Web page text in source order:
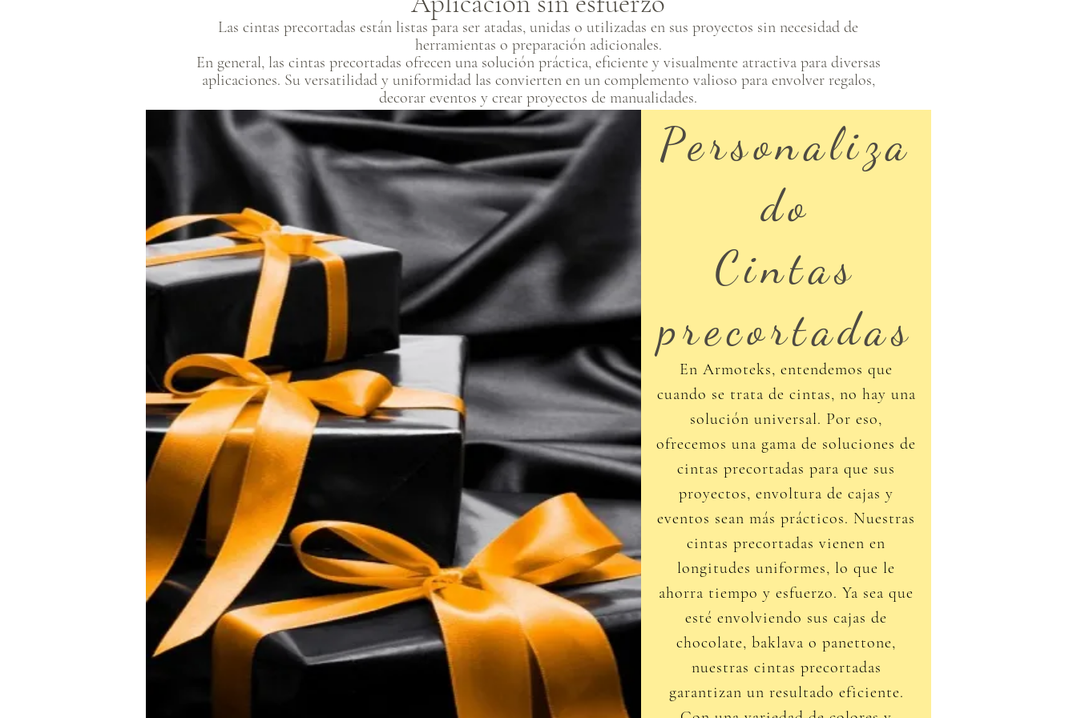
Las cintas precortadas están listas para ser atadas, unidas o utilizadas en sus proyectos sin necesidad de
herramientas o preparación adicionales.
En general, las cintas precortadas ofrecen una solución práctica, eficiente y visualmente atractiva para diversas
aplicaciones. Su versatilidad y uniformidad las convierten en un complemento valioso para envolver regalos,
decorar eventos y crear proyectos de manualidades.
Personaliza
do
Cintas
precortadas
En Armoteks, entendemos que
cuando se trata de cintas, no hay una
solución universal. Por eso,
ofrecemos una gama de soluciones de
cintas precortadas para que sus
proyectos, envoltura de cajas y
eventos sean más prácticos. Nuestras
cintas precortadas vienen en
longitudes uniformes, lo que le
ahorra tiempo y esfuerzo. Ya sea que
esté envolviendo sus cajas de
chocolate, baklava o panettone,
nuestras cintas precortadas
garantizan un resultado eficiente.